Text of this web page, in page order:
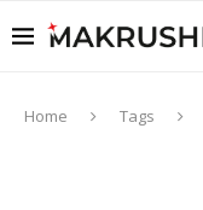
Home Tags